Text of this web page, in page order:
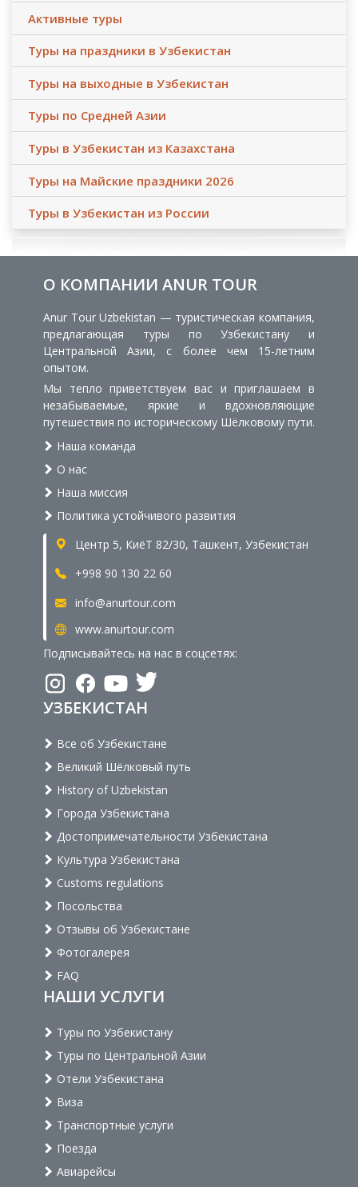
Активные туры
Туры на праздники в Узбекистан
Туры на выходные в Узбекистан
Туры по Средней Азии
Туры в Узбекистан из Казахстана
Туры на Майские праздники 2026
Туры в Узбекистан из России
О КОМПАНИИ ANUR TOUR
Anur Tour Uzbekistan — туристическая компания,
предлагающая туры по Узбекистану и
Центральной Азии, с более чем 15-летним
опытом.
Мы тепло приветствуем вас и приглашаем в
незабываемые, яркие и вдохновляющие
путешествия по историческому Шёлковому пути.
Наша команда
О нас
Наша миссия
Политика устойчивого развития
Центр 5, КиёТ 82/30, Ташкент, Узбекистан
+998 90 130 22 60
info@anurtour.com
www.anurtour.com
Подписывайтесь на нас в соцсетях:
УЗБЕКИСТАН
Все об Узбекистане
Великий Шёлковый путь
History of Uzbekistan
Города Узбекистана
Достопримечательности Узбекистана
Культура Узбекистана
Customs regulations
Посольства
Отзывы об Узбекистане
Фотогалерея
FAQ
НАШИ УСЛУГИ
Туры по Узбекистану
Туры по Центральной Азии
Отели Узбекистана
Виза
Транспортные услуги
Поезда
Авиарейсы